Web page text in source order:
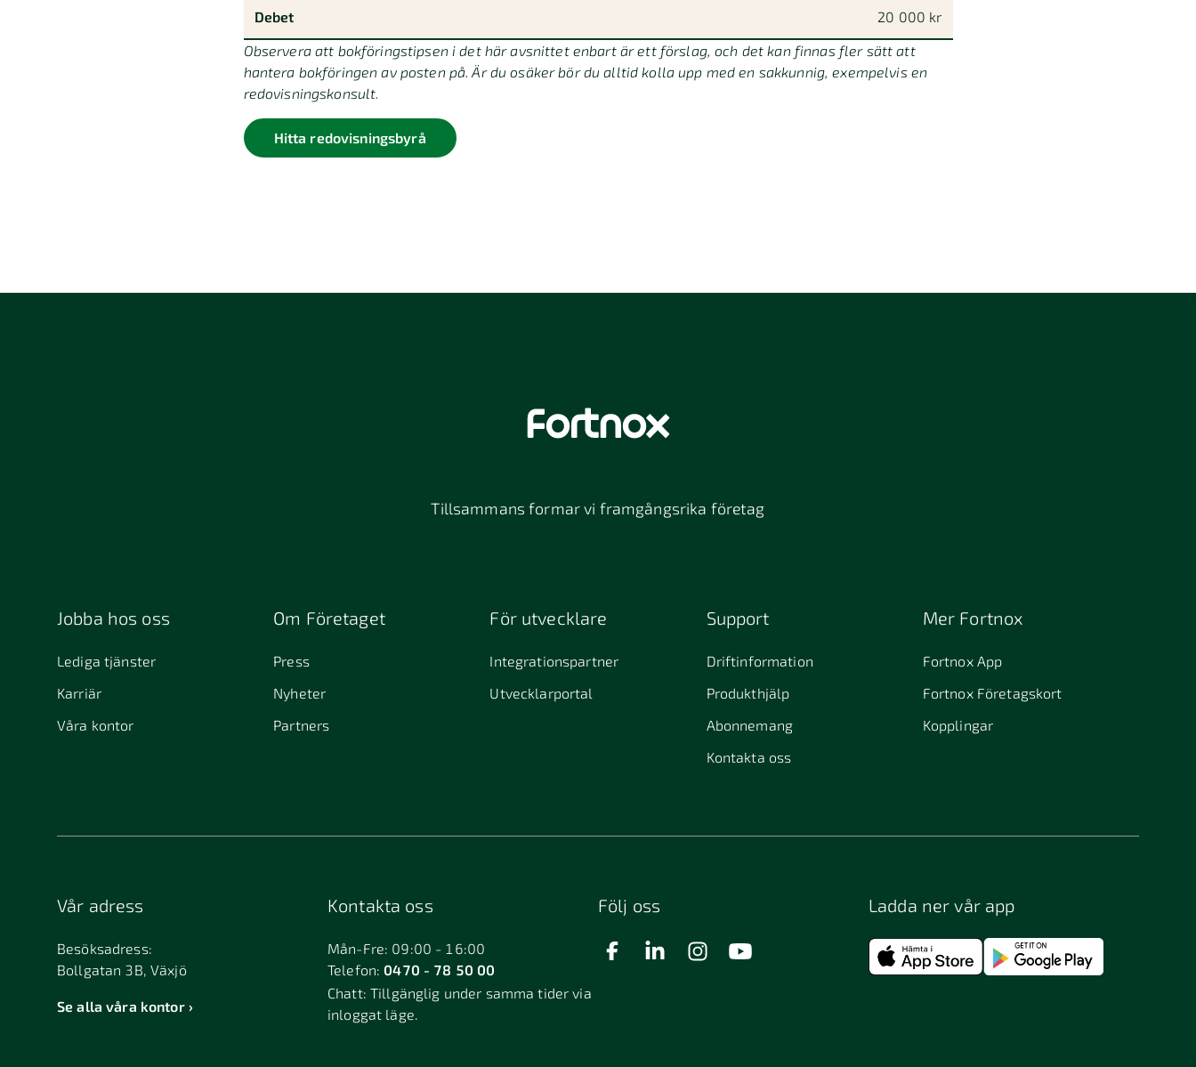
20 000 kr
Observera att bokföringstipsen i det här avsnittet enbart är ett förslag, och det kan finnas fler sätt att
hantera bokföringen av posten på. Är du osäker bör du alltid kolla upp med en sakkunnig, exempelvis en
redovisningskonsult.
Hitta redovisningsbyrå
Tillsammans formar vi framgångsrika företag
Jobba hos oss
Lediga tjänster
Karriär
Våra kontor
Om Företaget
Press
Nyheter
Partners
För utvecklare
Integrationspartner
Utvecklarportal
Support
Driftinformation
Produkthjälp
Abonnemang
Kontakta oss
Mer Fortnox
Fortnox App
Fortnox Företagskort
Kopplingar
Vår adress
Besöksadress:
Bollgatan 3B, Växjö
Se alla våra kontor
Kontakta oss
Mån-Fre: 09:00 - 16:00
Telefon:0470 - 78 50 00
Chatt:Tillgänglig under samma tider via
inloggat läge.
Följ oss Ladda ner vår app